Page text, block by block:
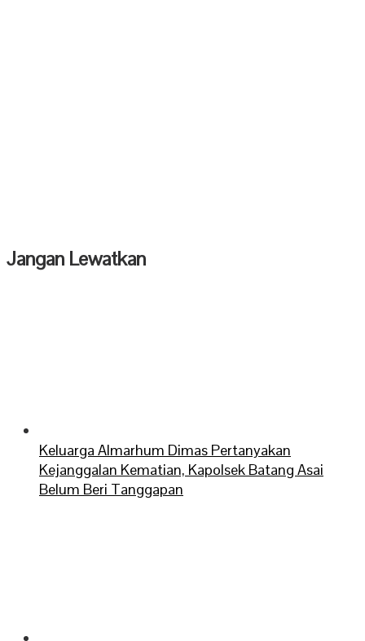
Jangan Lewatkan
Keluarga Almarhum Dimas Pertanyakan
Kejanggalan Kematian, Kapolsek Batang Asai
Belum Beri Tanggapan